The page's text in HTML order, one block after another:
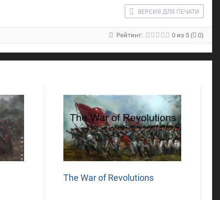
ВЕРСИЯ ДЛЯ ПЕЧАТИ
Рейтинг: 0 из 5 ( 0)
The War of Revolutions